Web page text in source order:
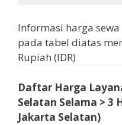
Informasi harga
pada tabel diatas
Rupiah (IDR)
Daftar Harga
Selatan Selama > 3
Jakarta Selatan)